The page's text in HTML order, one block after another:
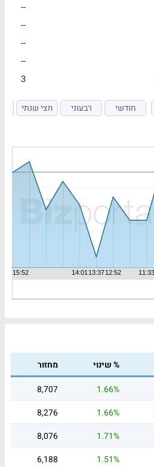
--
--
--
--
3
חודשי רבעוני חצי שנתי
% שינוי
מחזור
1.66%
8,707
1.66%
8,276
1.71%
8,076
1.51%
6,188